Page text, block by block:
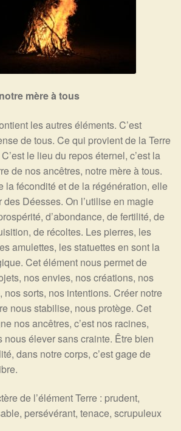
mère à tous
les autres éléments. C’est
de tous. Ce qui provient de la Terre
le lieu du repos éternel, c’est la
de nos ancêtres, notre mère à tous.
la fécondité et de la régénération, elle
Déesses. On l’utilise en magie
d’abondance, de fertilité, de
de récoltes. Les pierres, les
amulettes, les statuettes en sont la
Cet élément nous permet de
nos envies, nos créations, nos
nos sorts, nos intentions. Créer notre
nous stabilise, nous protège. Cet
nos ancêtres, c’est nos racines,
élever sans crainte. Être bien
dans notre corps, c’est gage de
de l’élément Terre : prudent,
persévérant, tenace, scrupuleux